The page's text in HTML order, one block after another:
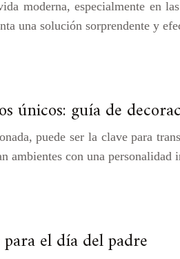
moderna, especialmente en
una solución sorprendente y
únicos: guía de
puede ser la clave para
ambientes con una
el día del padre